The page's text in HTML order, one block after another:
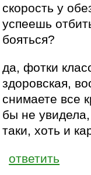
скорость у
успеешь
бояться?
да, фотки
здоровская,
снимаете все
бы не
таки, хоть и
ответить